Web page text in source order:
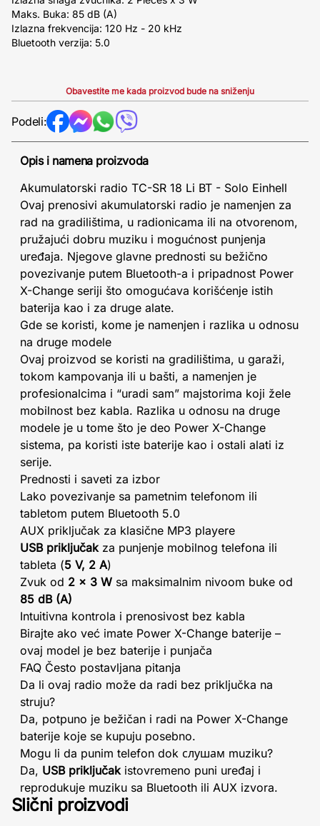
Maks. Buka: 85 dB (A)
Izlazna frekvencija: 120 Hz - 20 kHz
Bluetooth verzija: 5.0
Obavestite me kada proizvod bude na sniženju
Podeli:
Opis i namena proizvoda
Akumulatorski radio TC-SR 18 Li BT - Solo Einhell
Ovaj prenosivi akumulatorski radio je namenjen za
rad na gradilištima, u radionicama ili na otvorenom,
pružajući dobru muziku i mogućnost punjenja
uređaja. Njegove glavne prednosti su bežično
povezivanje putem Bluetooth-a i pripadnost Power
X-Change seriji što omogućava korišćenje istih
baterija kao i za druge alate.
Gde se koristi, kome je namenjen i razlika u odnosu
na druge modele
Ovaj proizvod se koristi na gradilištima, u garaži,
tokom kampovanja ili u bašti, a namenjen je
profesionalcima i “uradi sam” majstorima koji žele
mobilnost bez kabla. Razlika u odnosu na druge
modele je u tome što je deo Power X-Change
sistema, pa koristi iste baterije kao i ostali alati iz
serije.
Prednosti i saveti za izbor
Lako povezivanje sa pametnim telefonom ili
tabletom putem Bluetooth 5.0
AUX priključak za klasične MP3 playere
USB priključakza punjenje mobilnog telefona ili
tableta (5 V, 2 A)
Zvuk od 2 x 3 W sa maksimalnim nivoom buke od
85 dB (A)
Intuitivna kontrola i prenosivost bez kabla
Birajte ako već imate Power X-Change baterije –
ovaj model je bez baterije i punjača
FAQ Često postavljana pitanja
Da li ovaj radio može da radi bez priključka na
struju?
Da, potpuno je bežičan i radi na Power X-Change
baterije koje se kupuju posebno.
Mogu li da punim telefon dok слушам muziku?
Da, USB priključakistovremeno puni uređaj i
reprodukuje muziku sa Bluetooth ili AUX izvora.
Slični proizvodi